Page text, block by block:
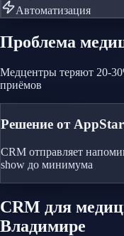
Автоматизация
Проблема
Медцентры теряют 20-
приёмов
Решение от
CRM отправляет
show до минимума
CRM для
Владимире